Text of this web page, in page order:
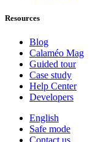
Resources
Blog
Calaméo Mag
Guided tour
Case study
Help Center
Developers
English
Safe mode
Contact us